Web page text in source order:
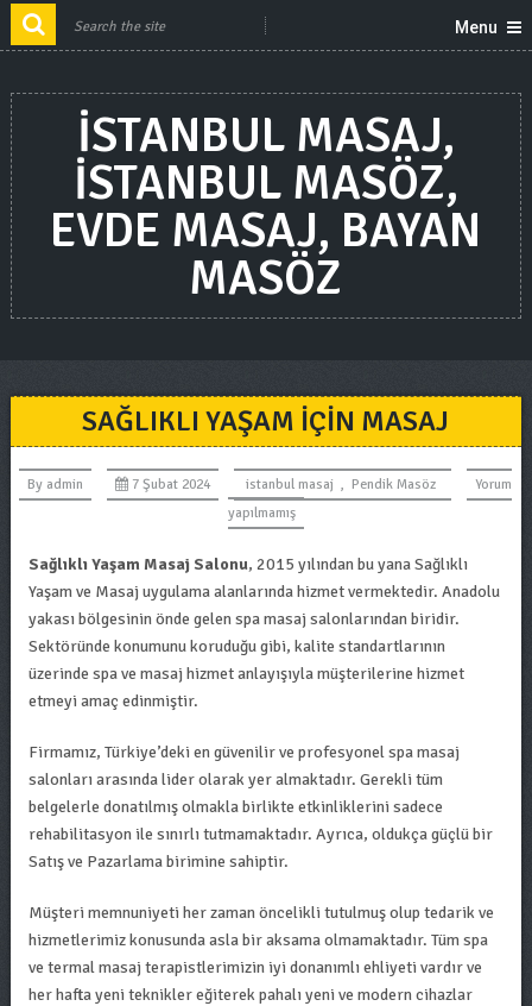
Menu
ISTANBUL MASAJ,
ISTANBUL MASÖZ,
EVDE MASAJ, BAYAN
MASÖZ
SAĞLIKLI YAŞAM İÇIN MASAJ
By admin 7 Şubat 2024 istanbul masaj , Pendik Masöz
Yorum
yapılmamış
Sağlıklı Yaşam Masaj Salonu, 2015 yılından bu yana Sağlıklı
Yaşam ve Masaj uygulama alanlarında hizmet vermektedir. Anadolu
yakası bölgesinin önde gelen spa masaj salonlarından biridir.
Sektöründe konumunu koruduğu gibi, kalite standartlarının
üzerinde spa ve masaj hizmet anlayışıyla müşterilerine hizmet
etmeyi amaç edinmiştir.
Firmamız, Türkiye’deki en güvenilir ve profesyonel spa masaj
salonları arasında lider olarak yer almaktadır. Gerekli tüm
belgelerle donatılmış olmakla birlikte etkinliklerini sadece
rehabilitasyon ile sınırlı tutmamaktadır. Ayrıca, oldukça güçlü bir
Satış ve Pazarlama birimine sahiptir.
Müşteri memnuniyeti her zaman öncelikli tutulmuş olup tedarik ve
hizmetlerimiz konusunda asla bir aksama olmamaktadır. Tüm spa
ve termal masaj terapistlerimizin iyi donanımlı ehliyeti vardır ve
her hafta yeni teknikler eğiterek pahalı yeni ve modern cihazlar